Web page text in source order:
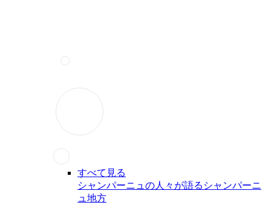
すべて見る
シャンパーニュの人々が語るシャンパーニ
ュ地方